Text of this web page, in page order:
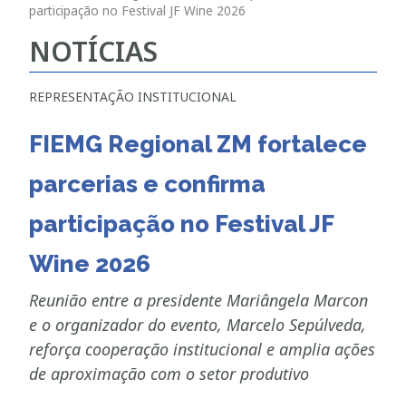
participação no Festival JF Wine 2026
NOTÍCIAS
REPRESENTAÇÃO INSTITUCIONAL
FIEMG Regional ZM fortalece
parcerias e confirma
participação no Festival JF
Wine 2026
Reunião entre a presidente Mariângela Marcon
e o organizador do evento, Marcelo Sepúlveda,
reforça cooperação institucional e amplia ações
de aproximação com o setor produtivo